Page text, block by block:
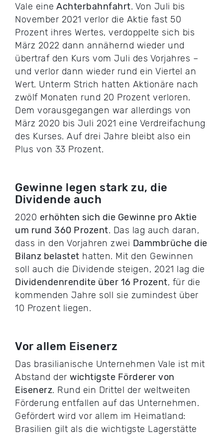
Vale eine Achterbahnfahrt. Von Juli bis
November 2021 verlor die Aktie fast 50
Prozent ihres Wertes, verdoppelte sich bis
März 2022 dann annähernd wieder und
übertraf den Kurs vom Juli des Vorjahres –
und verlor dann wieder rund ein Viertel an
Wert. Unterm Strich hatten Aktionäre nach
zwölf Monaten rund 20 Prozent verloren.
Dem vorausgegangen war allerdings von
März 2020 bis Juli 2021 eine Verdreifachung
des Kurses. Auf drei Jahre bleibt also ein
Plus von 33 Prozent.
Gewinne legen stark zu, die
Dividende auch
2020 erhöhten sich die Gewinne pro Aktie
um rund 360 Prozent. Das lag auch daran,
dass in den Vorjahren zwei Dammbrüche die
Bilanz belastet hatten. Mit den Gewinnen
soll auch die Dividende steigen, 2021 lag die
Dividendenrendite über 16 Prozent, für die
kommenden Jahre soll sie zumindest über
10 Prozent liegen.
Vor allem Eisenerz
Das brasilianische Unternehmen Vale ist mit
Abstand der wichtigste Förderer von
Eisenerz. Rund ein Drittel der weltweiten
Förderung entfallen auf das Unternehmen.
Gefördert wird vor allem im Heimatland:
Brasilien gilt als die wichtigste Lagerstätte